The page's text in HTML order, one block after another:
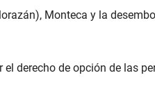
Monteca y la
derecho de opción de las